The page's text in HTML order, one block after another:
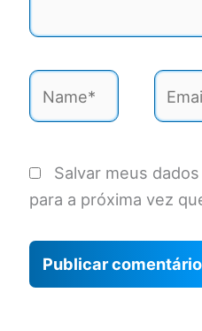
Name* Email*
Salvar meus
para a próxima vez